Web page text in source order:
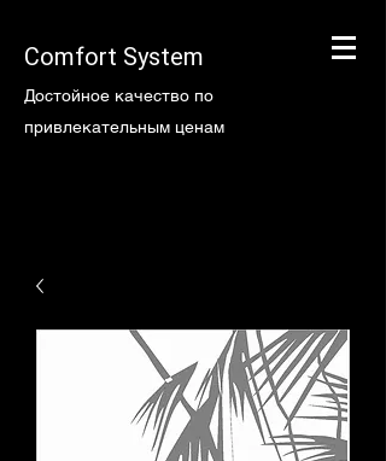
Comfort System
Достойное качество по
привлекательным ценам